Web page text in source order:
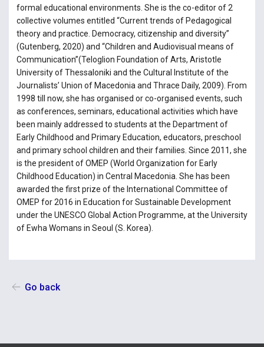
formal educational environments. She is the co-editor of 2
collective volumes entitled “Current trends of Pedagogical
theory and practice. Democracy, citizenship and diversity”
(Gutenberg, 2020) and “Children and Audiovisual means of
Communication”(Teloglion Foundation of Arts, Aristotle
University of Thessaloniki and the Cultural Institute of the
Journalists’ Union of Macedonia and Thrace Daily, 2009). From
1998 till now, she has organised or co-organised events, such
as conferences, seminars, educational activities which have
been mainly addressed to students at the Department of
Early Childhood and Primary Education, educators, preschool
and primary school children and their families. Since 2011, she
is the president of OMEP (World Organization for Early
Childhood Education) in Central Macedonia. She has been
awarded the first prize of the International Committee of
OMEP for 2016 in Education for Sustainable Development
under the UNESCO Global Action Programme, at the University
of Ewha Womans in Seoul (S. Korea).
Go back